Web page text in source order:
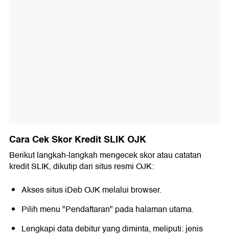
Cara Cek Skor Kredit SLIK OJK
Berikut langkah-langkah mengecek skor atau catatan
kredit SLIK, dikutip dari situs resmi OJK:
Akses situs iDeb OJK melalui browser.
Pilih menu "Pendaftaran" pada halaman utama.
Lengkapi data debitur yang diminta, meliputi: jenis